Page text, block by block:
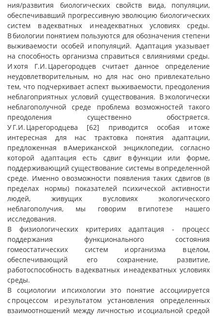
ния/развития биологических свойств вида, популяции,
обеспечивавший прогрессивную эволюцию биологических
систем в адекватных и неадекватных условиях среды.
В биологии понятием пользуются для обозначения степени
выживаемости особей и популяций. Адаптация указывает
на способность организма справиться с влияниями среды.
И хотя Г.И. Царегородцев считает данное определение
неудовлетворительным, но для нас оно привлекательно
тем, что подчеркивает аспект выживаемости, преодоления
неблагоприятных условий существования. В экологически
неблагополучной среде проблема возможностей такого
преодоления существенно обостряется.
У Г.И. Царегородцева [62] приводится особая и тоже
интересная для нас трактовка понятия адаптации,
предложенная в Американской энциклопедии, согласно
которой адаптация есть сдвиг в функции или форме,
поддерживающий существование системы в определенной
среде. Именно о возможности появления таких сдвигов (в
пределах нормы) показателей психической активности
людей, живущих в условиях экологического
неблагополучия, мы говорим в гипотезе нашего
исследования.
В физиологических критериях адаптация - процесс
поддержания функционального состояния
гомеостатических систем и организма в целом,
обеспечивающий его сохранение, развитие,
работоспособность в адекватных и неадекватных условиях
среды.
В социологии и психологии это понятие ассоциируется
с процессом и результатом установления определенных
взаимоотношений между личностью и социальной средой